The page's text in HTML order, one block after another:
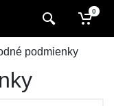
0
podmienky